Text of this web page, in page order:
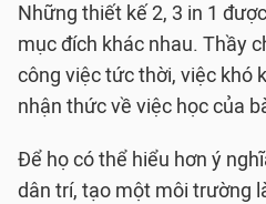
Những thiết kế 2, 3 in 1
mục đích khác nhau. Thầy
công việc tức thời, việc khó
nhận thức về việc học của
Để họ có thể hiểu hơn ý
dân trí, tạo một môi trường